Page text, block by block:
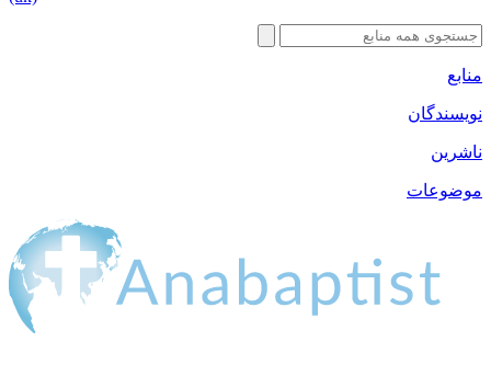
منابع
نویسندگان
ناشرین
موضوعات